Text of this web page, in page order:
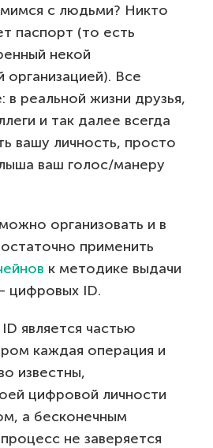
с людьми? Никто
паспорт (то есть
некой
организацией). Все
в реальной жизни друзья,
и так далее всегда
вашу личность, просто
ваш голос/манеру
организовать и в
применить
к методике выдачи
цифровых ID.
является частью
каждая операция и
известны,
цифровой личности
а бесконечным
не заверяется